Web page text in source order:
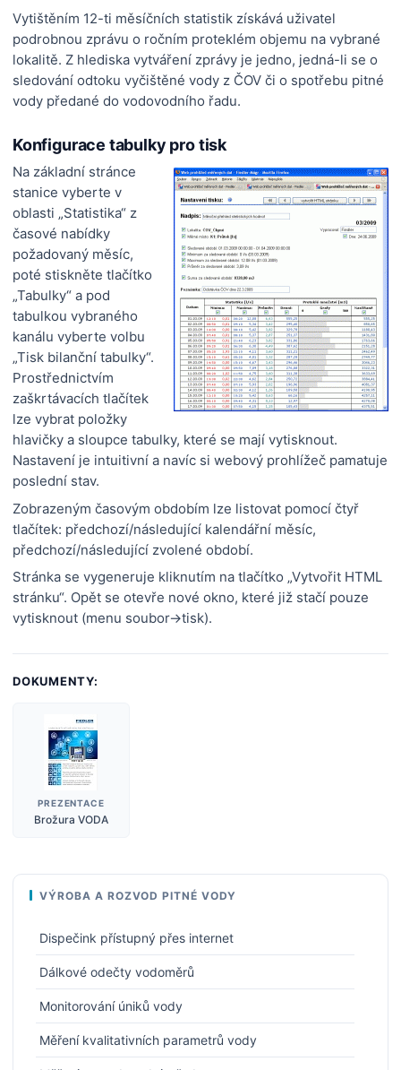
Vytištěním 12-ti měsíčních statistik získává uživatel
podrobnou zprávu o ročním proteklém objemu na vybrané
lokalitě. Z hlediska vytváření zprávy je jedno, jedná-li se o
sledování odtoku vyčištěné vody z ČOV či o spotřebu pitné
vody předané do vodovodního řadu.
Konfigurace tabulky pro tisk
Na základní stránce
stanice vyberte v
oblasti „Statistika“ z
časové nabídky
požadovaný měsíc,
poté stiskněte tlačítko
„Tabulky“ a pod
tabulkou vybraného
kanálu vyberte volbu
„Tisk bilanční tabulky“.
Prostřednictvím
zaškrtávacích tlačítek
lze vybrat položky
hlavičky a sloupce tabulky, které se mají vytisknout.
Nastavení je intuitivní a navíc si webový prohlížeč pamatuje
poslední stav.
Zobrazeným časovým obdobím lze listovat pomocí čtyř
tlačítek: předchozí/následující kalendářní měsíc,
předchozí/následující zvolené období.
Stránka se vygeneruje kliknutím na tlačítko „Vytvořit HTML
stránku“. Opět se otevře nové okno, které již stačí pouze
vytisknout (menu soubor->tisk).
DOKUMENTY:
PREZENTACE
Brožura VODA
VÝROBA A ROZVOD PITNÉ VODY
Dispečink přístupný přes internet
Dálkové odečty vodoměrů
Monitorování úniků vody
Měření kvalitativních parametrů vody